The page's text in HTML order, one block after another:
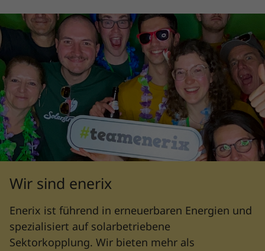
Wir sind enerix
Enerix ist führend in erneuerbaren Energien und
spezialisiert auf solarbetriebene
Sektorkopplung. Wir bieten mehr als